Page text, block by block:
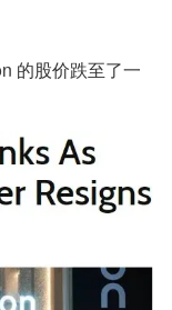
的股价跌至了一